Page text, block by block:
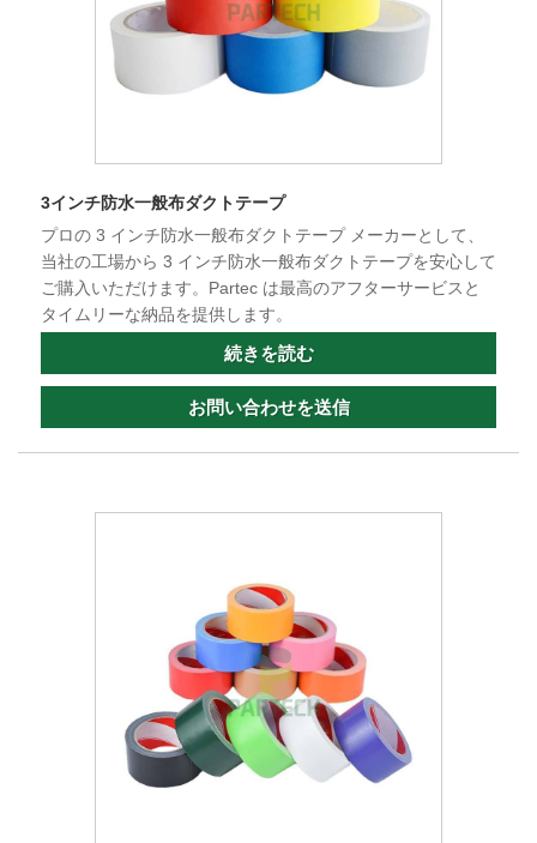
3インチ防水一般布ダクトテープ
プロの 3 インチ防水一般布ダクトテープ メーカーとして、
当社の工場から 3 インチ防水一般布ダクトテープを安心して
ご購入いただけます。Partec は最高のアフターサービスと
タイムリーな納品を提供します。
続きを読む
お問い合わせを送信